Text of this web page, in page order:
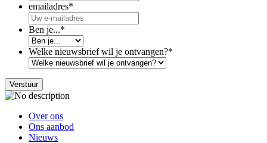
emailadres*
Ben je...*
Welke nieuwsbrief wil je ontvangen?*
Verstuur
Over ons
Ons aanbod
Nieuws